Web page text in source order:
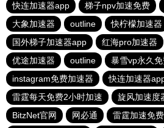
快连加速器app
梯子npv加速免费
大象加速器
outline 快柠檬加速器
国外梯子加速器app
红海pro加速器
优途加速器
outline
暴雪vp永久
instagram免费加速器
快连加速器
雷霆每天免费2小时加速
旋风加速度
BitzNet官网
网必通 雷霆加速免